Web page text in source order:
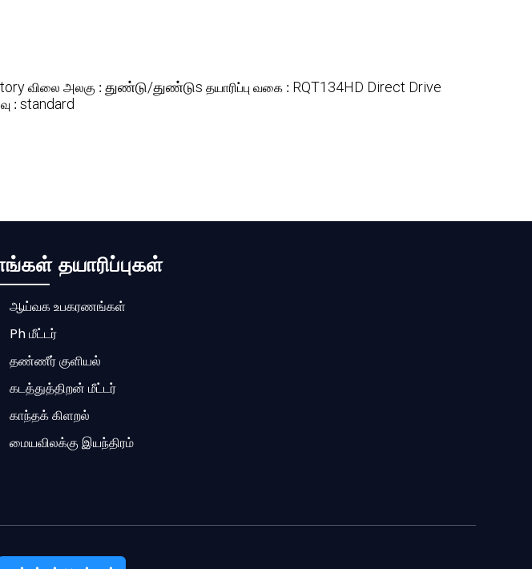
விலை அலகு : துண்டு/துண்டுs தயாரிப்பு வகை : RQT134HD Direct Drive
: standard
தயாரிப்புகள்
ஆய்வக உபகரணங்கள்
Ph மீட்டர்
தண்ணீர் குளியல்
கடத்துத்திறன் மீட்டர்
காந்தக் கிளறல்
மையவிலக்கு இயந்திரம்
ஆய்வக எடை சமநிலைகள்
ஆய்வக சூடான தட்டுகள்